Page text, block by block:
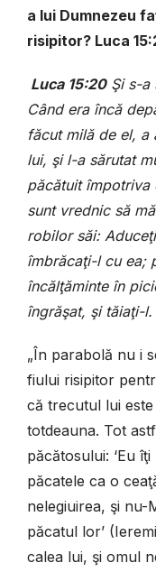
a lui Dumnezeu
risipitor? Luca
Luca 15:20Şi s-a
Când era încă
făcut milă de el, a
lui, şi l-a sărutat
păcătuit împotriva
sunt vrednic să
robilor săi:
îmbrăcaţi-l cu ea;
încălţăminte în
îngrăşat, şi tăiaţi-l.
„În parabolă nu i
fiului risipitor
că trecutul lui
totdeauna. Tot
păcătosului: ‘Eu
păcatele ca o
nelegiuirea, şi nu-
păcatul lor’
calea lui, şi omul